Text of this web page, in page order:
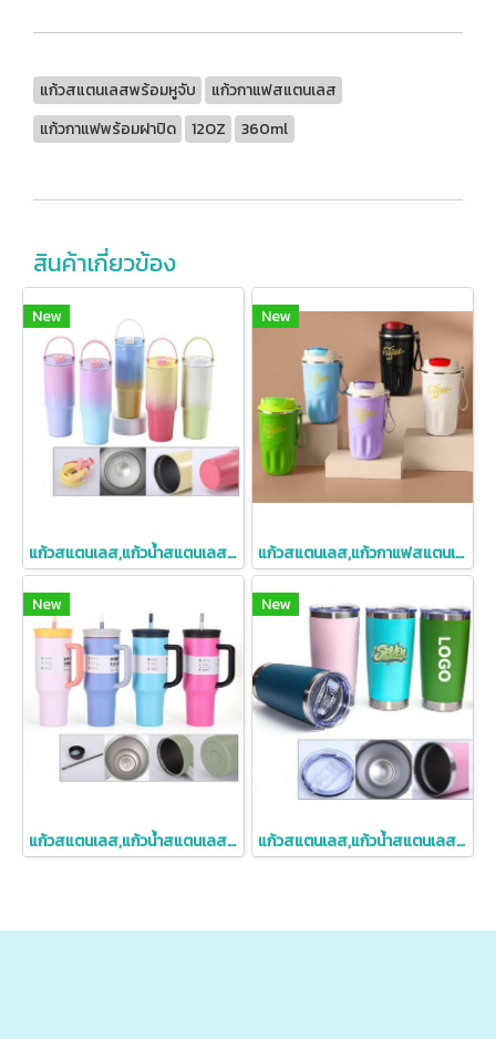
แก้วสแตนเลสพร้อมหูจับ
แก้วกาแฟสแตนเลส
แก้วกาแฟพร้อมฝาปิด
12OZ 360ml
สินค้าเกี่ยวข้อง
New
แก้วสแตนเลส,แก้วน้ำสแตนเลสเก็บความเย็น,900ml
New
แก้วสแตนเลส,แก้วกาแฟสแตนเลส,316,แก้วสแตนเลสพร้อมสายคล้อง,380,510ml
New
แก้วสแตนเลส,แก้วน้ำสแตนเลสเก็บความเย็น,40oz
New
แก้วสแตนเลส,แก้วน้ำสแตนเลสเก็บความเย็น,20oz